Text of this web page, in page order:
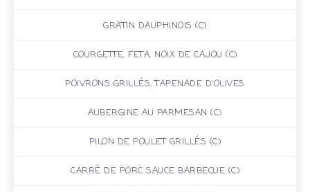
GRATIN DAUPHINOIS (C)
COURGETTE, FETA, NOIX DE CAJOU (C)
POIVRONS GRILLÉS, TAPENADE D'OLIVES
AUBERGINE AU PARMESAN (C)
PILON DE POULET GRILLÉS (C)
CARRÉ DE PORC SAUCE BARBECUE (C)